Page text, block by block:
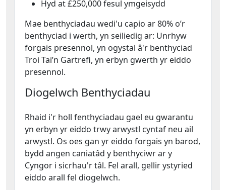
Hyd at £250,000 fesul ymgeisydd
Mae benthyciadau wedi'u capio ar 80% o’r
benthyciad i werth, yn seiliedig ar: Unrhyw
forgais presennol, yn ogystal â'r benthyciad
Troi Tai’n Gartrefi, yn erbyn gwerth yr eiddo
presennol.
Diogelwch Benthyciadau
Rhaid i'r holl fenthyciadau gael eu gwarantu
yn erbyn yr eiddo trwy arwystl cyntaf neu ail
arwystl. Os oes gan yr eiddo forgais yn barod,
bydd angen caniatâd y benthyciwr ar y
Cyngor i sicrhau'r tâl. Fel arall, gellir ystyried
eiddo arall fel diogelwch.